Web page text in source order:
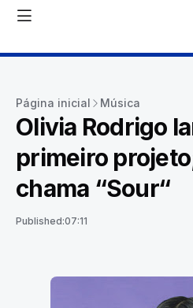
Página inicial Música
Olivia Rodrigo
primeiro
chama “Sour“
Published:07:11